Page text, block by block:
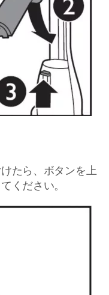
たら、ボタンを上
ください。